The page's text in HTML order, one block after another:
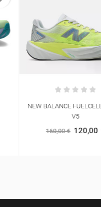
NEW BALANCE FUELCELL REBEL
160,00 € 120,00 €